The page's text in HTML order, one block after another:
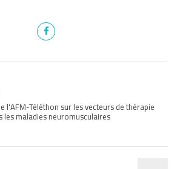
l'AFM-Téléthon sur les vecteurs de thérapie
les maladies neuromusculaires